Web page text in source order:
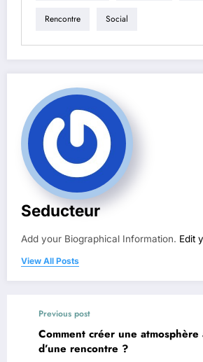
Rencontre Social
Seducteur
Add your Biographical Information. Edit
View All Posts
Previous post
Comment créer une
d’une rencontre ?